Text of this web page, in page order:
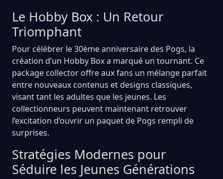
Le Hobby Box : Un Retour
Triomphant
Pour célébrer le 30ème anniversaire des Pogs, la
création d’un Hobby Box a marqué un tournant. Ce
package collector offre aux fans un mélange parfait
entre nouveaux contenus et designs classiques,
visant tant les adultes que les jeunes. Les
collectionneurs peuvent maintenant retrouver
l’excitation d’ouvrir un paquet de Pogs rempli de
surprises.
Stratégies Modernes pour
Séduire les Jeunes Générations